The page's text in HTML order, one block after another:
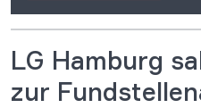
LG Hamburg
zur